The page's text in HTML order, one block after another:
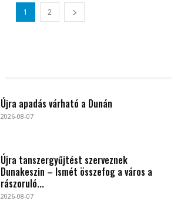
1 2
Újra apadás várható a Dunán
2026-08-07
Újra tanszergyűjtést szerveznek
Dunakeszin – Ismét összefog a város a
rászoruló...
2026-08-07